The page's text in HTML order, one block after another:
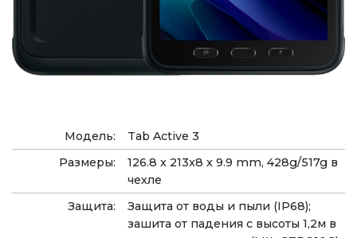
Модель:
Tab Active 3
Размеры:
126.8 x 213x8 x 9.9 mm, 428g/517g в
чехле
Защита:
Защита от воды и пыли (IP68);
зашита от падения с высоты 1,2м в